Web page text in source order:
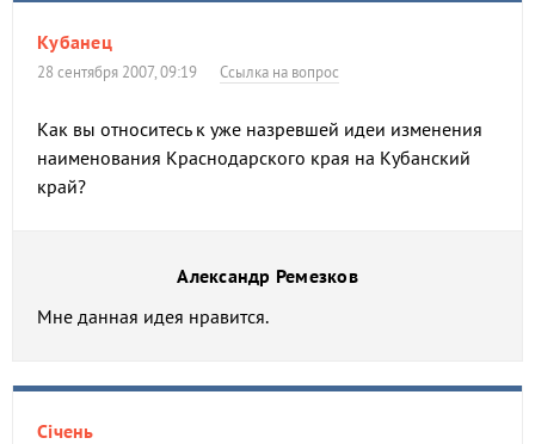
Кубанец
28 сентября 2007, 09:19 Ссылка на вопрос
Как вы относитесь к уже назревшей идеи изменения
наименования Краснодарского края на Кубанский
край?
Александр Ремезков
Мне данная идея нравится.
Сiчень